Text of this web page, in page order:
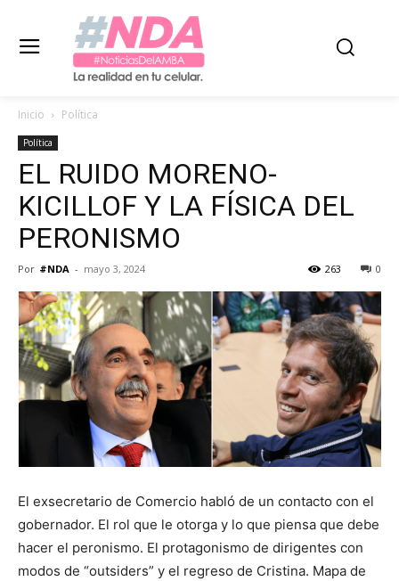
Inicio Política
Política
EL RUIDO MORENO-
KICILLOF Y LA FÍSICA DEL
PERONISMO
Por #NDA - mayo 3, 2024 0
263
El exsecretario de Comercio habló de un contacto con el
gobernador. El rol que le otorga y lo que piensa que debe
hacer el peronismo. El protagonismo de dirigentes con
modos de “outsiders” y el regreso de Cristina. Mapa de